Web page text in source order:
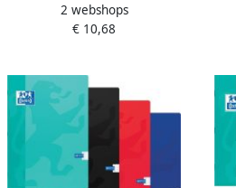
voordeelpak van 3 stuks
geassorteerde kleuren ft A4
2 webshops
€ 10,68
72